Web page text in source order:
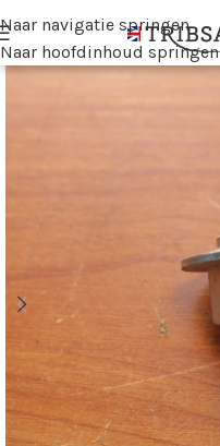
Naar navigatie springen
Naar hoofdinhoud springen